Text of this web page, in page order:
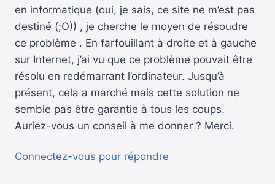
en informatique (oui, je sais, ce site ne m’est pas
destiné (;O)) , je cherche le moyen de résoudre
ce problème . En farfouillant à droite et à gauche
sur Internet, j’ai vu que ce problème pouvait être
résolu en redémarrant l’ordinateur. Jusqu’à
présent, cela a marché mais cette solution ne
semble pas être garantie à tous les coups.
Auriez-vous un conseil à me donner ? Merci.
Connectez-vous pour répondre